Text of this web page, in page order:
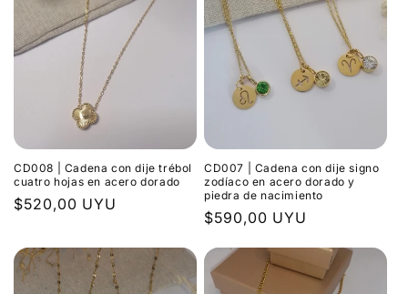
CD008 | Cadena con dije trébol
cuatro hojas en acero dorado
Precio
$520,00 UYU
CD007 | Cadena con dije signo
zodíaco en acero dorado y
piedra de nacimiento
Precio
$590,00 UYU